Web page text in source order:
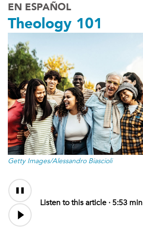
EN ESPAÑOL
Theology 101
Getty Images/Alessandro Biascioli
Audio
Content
Listen to this article · 5:53 min